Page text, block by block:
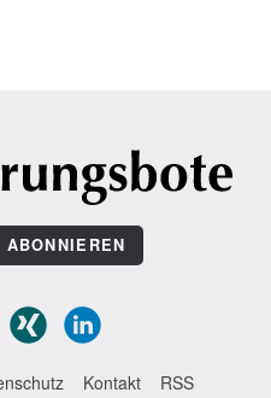
Kontakt RSS